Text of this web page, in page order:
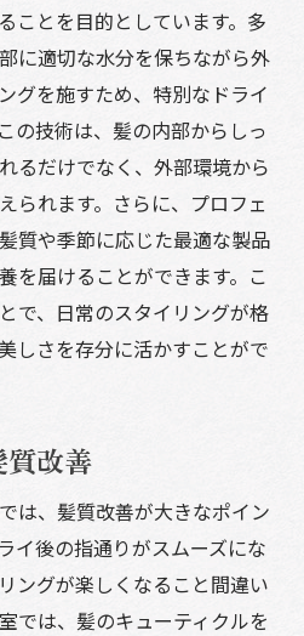
ことを目的としています。多
に適切な水分を保ちながら外
グを施すため、特別なドライ
の技術は、髪の内部からしっ
るだけでなく、外部環境から
られます。さらに、プロフェ
質や季節に応じた最適な製品
を届けることができます。こ
で、日常のスタイリングが格
しさを存分に活かすことがで
改善
は、髪質改善が大きなポイン
イ後の指通りがスムーズにな
ングが楽しくなること間違い
では、髪のキューティクルを